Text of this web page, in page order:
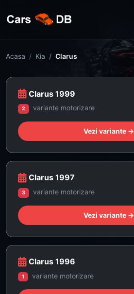
Acasa Kia Clarus
Clarus 1999
2 variante motorizare
Vezi variante →
Clarus 1997
3 variante motorizare
Vezi variante →
Clarus 1996
1 variante motorizare